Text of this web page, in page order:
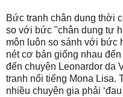
Bức tranh chân dung thời
so với bức "chân dung tự
môn luôn so sánh với bức
nét cơ bản giống nhau
đến chuyện Leonardor da
tranh nổi tiếng Mona Lisa.
nhiều chuyên gia phải